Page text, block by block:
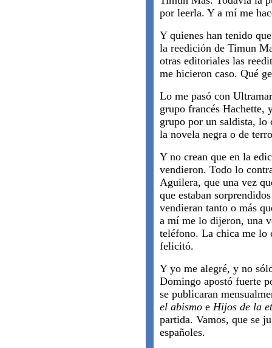
por leerla. Y a mí me
Y quienes han tenido
la reedición de Timun
otras editoriales las
me hicieron caso. Qué
Lo me pasó con
grupo francés Hachette,
grupo por un saldista, lo
la novela negra o de
Y no crean que en la
vendieron. Todo lo
Aguilera, que una vez
que estaban
vendieran tanto o más
a mí me lo dijeron, una
teléfono. La chica me lo
felicitó.
Y yo me alegré, y no
Domingo apostó fuerte
se publicaran
el abismo e Hijos de la
partida. Vamos, que se
españoles.